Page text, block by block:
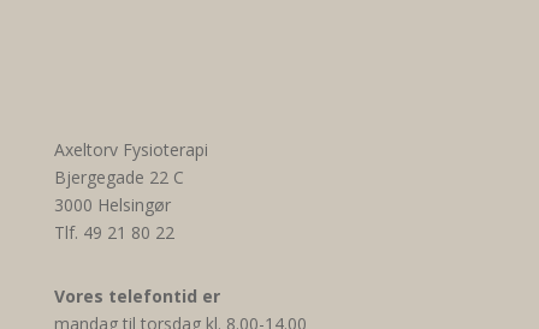
Axeltorv Fysioterapi
Bjergegade 22 C
3000 Helsingør
Tlf. 49 21 80 22
Vores telefontid er
mandag til torsdag kl. 8.00-14.00